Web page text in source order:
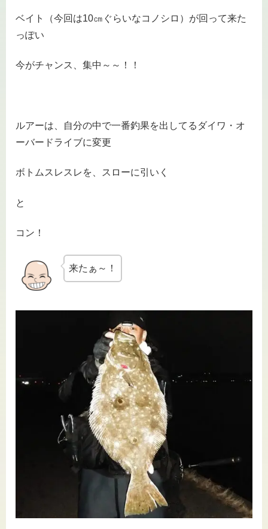
ベイト（今回は10㎝ぐらいなコノシロ）が回って来た
っぽい
今がチャンス、集中～～！！
ルアーは、自分の中で一番釣果を出してるダイワ・オ
ーバードライブに変更
ボトムスレスレを、スローに引いく
と
コン！
来たぁ～！